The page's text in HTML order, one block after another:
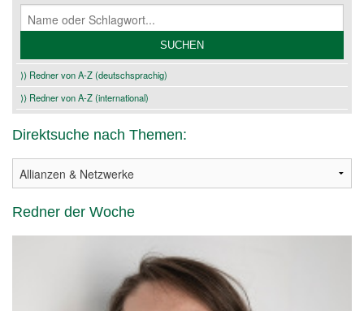
⟩⟩ Redner von A-Z (deutschsprachig)
⟩⟩ Redner von A-Z (international)
Direktsuche nach Themen:
Redner der Woche